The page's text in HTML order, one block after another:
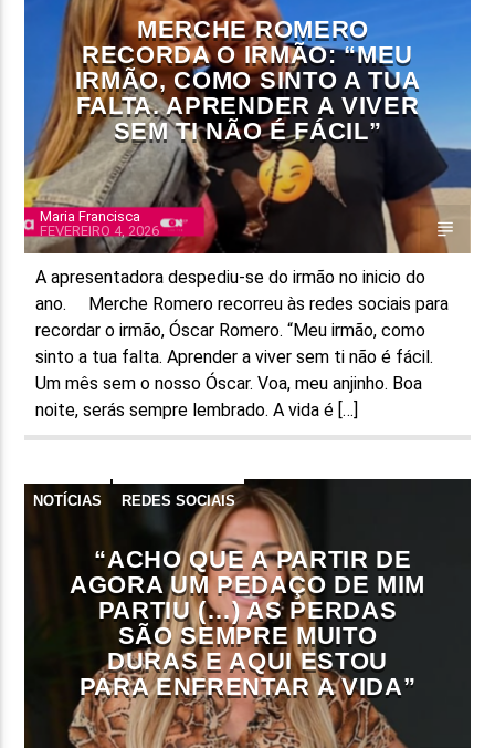
FAIXA ATUAL
TÍTULO
ARTISTA
ON FM
MERCHE ROMERO
RECORDA O IRMÃO: “MEU
IRMÃO, COMO SINTO A TUA
FALTA. APRENDER A VIVER
SEM TI NÃO É FÁCIL”
Maria Francisca
FEVEREIRO 4, 2026
A apresentadora despediu-se do irmão no inicio do
ano. Merche Romero recorreu às redes sociais para
recordar o irmão, Óscar Romero. “Meu irmão, como
sinto a tua falta. Aprender a viver sem ti não é fácil.
Um mês sem o nosso Óscar. Voa, meu anjinho. Boa
noite, serás sempre lembrado. A vida é […]
NOTÍCIAS REDES SOCIAIS
“ACHO QUE A PARTIR DE
AGORA UM PEDAÇO DE MIM
PARTIU (…) AS PERDAS
SÃO SEMPRE MUITO
DURAS E AQUI ESTOU
PARA ENFRENTAR A VIDA”